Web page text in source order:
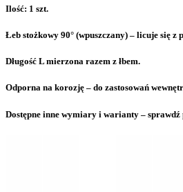
Ilość: 1 szt.
Łeb stożkowy 90° (wpuszczany) – licuje się z
Długość L mierzona razem z łbem.
Odporna na korozję – do zastosowań
Dostępne inne wymiary i warianty – sprawdź